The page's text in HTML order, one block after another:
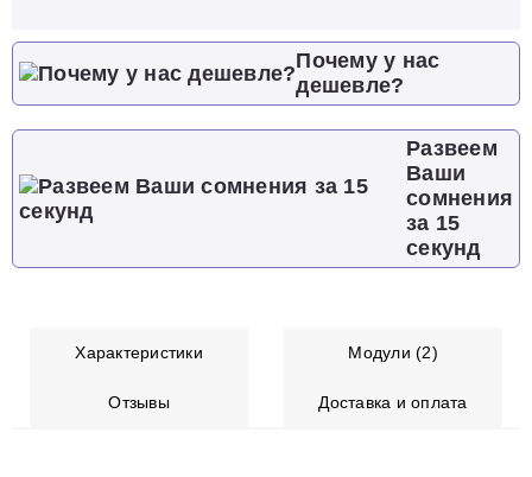
Почему у нас
дешевле?
Развеем
Ваши
сомнения
за 15
секунд
Характеристики Модули (2)
Отзывы Доставка и оплата